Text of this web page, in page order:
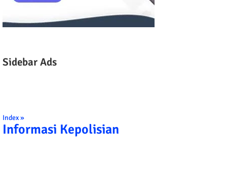
Sidebar Ads
Index »
Informasi Kepolisian